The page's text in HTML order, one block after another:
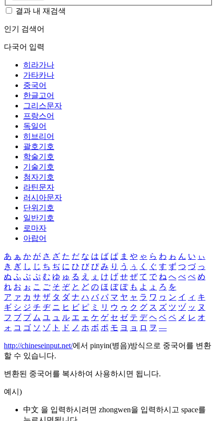
결과 내 재검색
인기 검색어
다국어 입력
히라가나
가타카나
중국어
한글고어
그리스문자
프랑스어
독일어
히브리어
괄호기호
학술기호
기술기호
첨자기호
라틴문자
러시아문자
단위기호
일반기호
로마자
아랍어
あ ぁ か が さ ざ た だ な は ば ぱ ま や ゃ ら わ ゎ ん い ぃ
き ぎ し じ ち ぢ に ひ び ぴ み り う ぅ く ぐ す ず つ づ っ
ぬ ふ ぶ ぷ む ゆ ゅ る え ぇ け げ せ ぜ て で ね へ べ ぺ め
れ お ぉ こ ご そ ぞ と ど の ほ ぼ ぽ も よ ょ ろ を
ア ァ カ サ ザ タ ダ ナ ハ バ パ マ ヤ ャ ラ ワ ヮ ン イ ィ キ
ギ シ ジ チ ヂ ニ ヒ ビ ピ ミ リ ウ ゥ ク グ ス ズ ツ ヅ ッ ヌ
フ ブ プ ム ユ ュ ル エ ェ ケ ゲ セ ゼ テ デ ヘ ベ ペ メ レ オ
ォ コ ゴ ソ ゾ ト ド ノ ホ ボ ポ モ ヨ ョ ロ ヲ ―
http://chineseinput.net/에서 pinyin(병음)방식으로 중국어를 변환
할 수 있습니다.
변환된 중국어를 복사하여 사용하시면 됩니다.
예시)
中文 을 입력하시려면 zhongwen을 입력하시고 space를